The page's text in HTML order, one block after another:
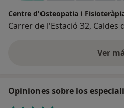
Centre d'Osteopatia i
Carrer de l'Estació 32, Caldes
Ver
Opiniones sobre los